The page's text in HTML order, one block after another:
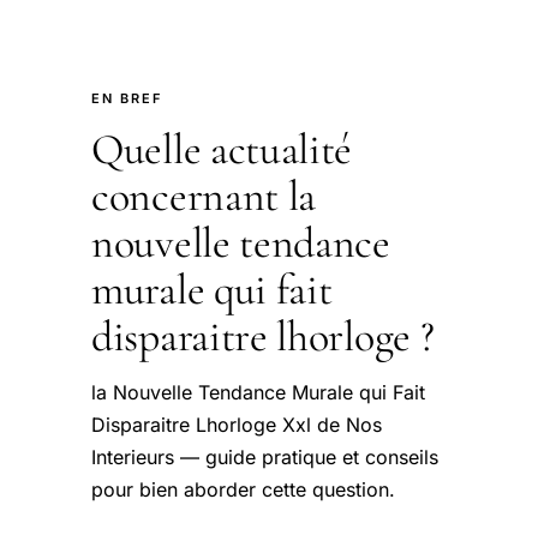
EN BREF
Quelle actualité
concernant la
nouvelle tendance
murale qui fait
disparaitre lhorloge ?
la Nouvelle Tendance Murale qui Fait
Disparaitre Lhorloge Xxl de Nos
Interieurs — guide pratique et conseils
pour bien aborder cette question.